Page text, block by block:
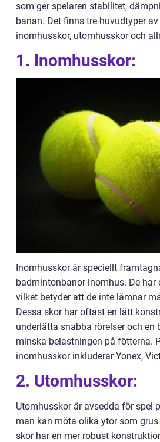
som ger spelaren stabilitet,
banan. Det finns tre huvudtyper
inomhusskor, utomhusskor och
1. Inomhusskor:
Inomhusskor är speciellt
badmintonbanor inomhus. De har
vilket betyder att de inte lämnar
Dessa skor har oftast en lätt
underlätta snabba rörelser och
minska belastningen på fötterna.
inomhusskor inkluderar Yonex,
2. Utomhusskor:
Utomhusskor är avsedda för spel
man kan möta olika ytor som grus
skor har en mer robust